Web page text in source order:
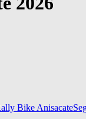
Bike Anisacate